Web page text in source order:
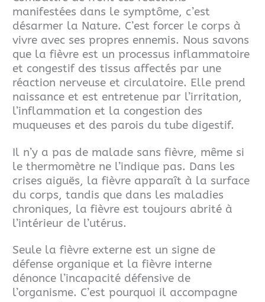
manifestées dans le symptôme, c’est
désarmer la Nature. C’est forcer le corps à
vivre avec ses propres ennemis. Nous savons
que la fièvre est un processus inflammatoire
et congestif des tissus affectés par une
réaction nerveuse et circulatoire. Elle prend
naissance et est entretenue par l’irritation,
l’inflammation et la congestion des
muqueuses et des parois du tube digestif.
Il n’y a pas de malade sans fièvre, même si
le thermomètre ne l’indique pas. Dans les
crises aiguës, la fièvre apparaît à la surface
du corps, tandis que dans les maladies
chroniques, la fièvre est toujours abrité à
l’intérieur de l’utérus.
Seule la fièvre externe est un signe de
défense organique et la fièvre interne
dénonce l’incapacité défensive de
l’organisme. C’est pourquoi il accompagne